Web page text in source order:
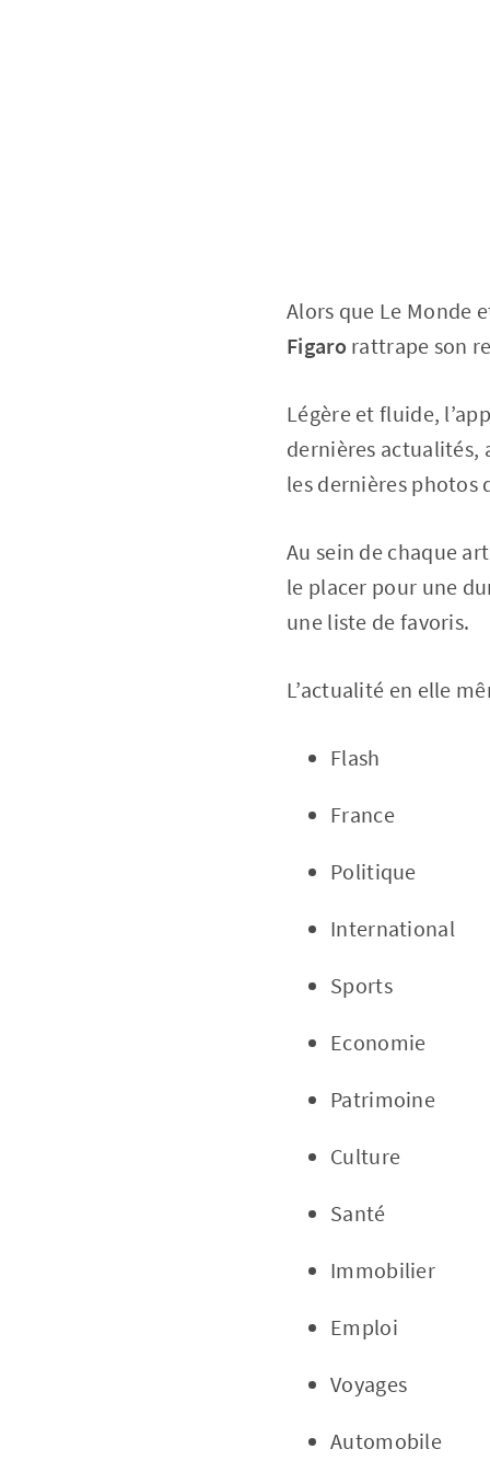
Alors que Le Monde
Figaro rattrape son
Légère et fluide,
dernières actualités,
les dernières photos
Au sein de chaque
le placer pour une
une liste de favoris.
L’actualité en elle
Flash
France
Politique
International
Sports
Economie
Patrimoine
Culture
Santé
Immobilier
Emploi
Voyages
Automobile